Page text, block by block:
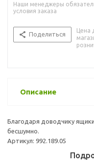
Наши менеджеры
условия заказа
Поделиться
Цена
Описание
Благодаря доводчику
бесшумно.
Артикул: 992.189.05